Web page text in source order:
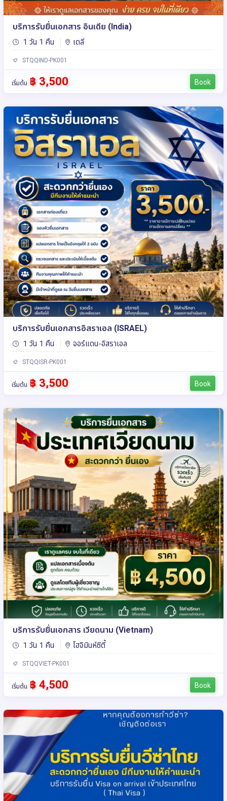
บริการรับยื่นเอกสาร อินเดีย (India)
1 วัน 1 คืน เดลี
STQQIND-PK001
เริ่มต้น ฿ 3,500 Book
บริการรับยื่นเอกสารอิสราเอล (ISRAEL)
1 วัน 1 คืน จอร์แดน-อิสราเอล
STQQISR-PK001
เริ่มต้น ฿ 3,500 Book
บริการรับยื่นเอกสาร เวียดนาม (Vietnam)
1 วัน 1 คืน โฮจิมินห์ซิตี้
STQQVIET-PK001
เริ่มต้น ฿ 4,500 Book